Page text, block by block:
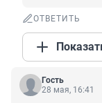
ОТВЕТИТЬ
Гость
28 мая, 16:41